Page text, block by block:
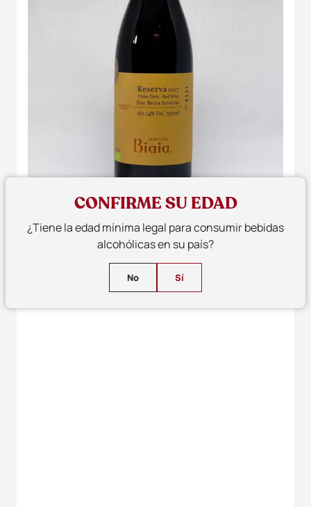
CONFIRME SU EDAD
¿Tiene la edad mínima legal para consumir bebidas
alcohólicas en su país?
No Sí